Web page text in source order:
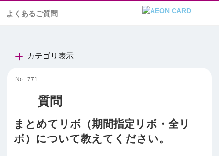
よくあるご質問
カテゴリ表示
No : 771
まとめてリボ（期間指定リボ・全リ
ボ）について教えてください。